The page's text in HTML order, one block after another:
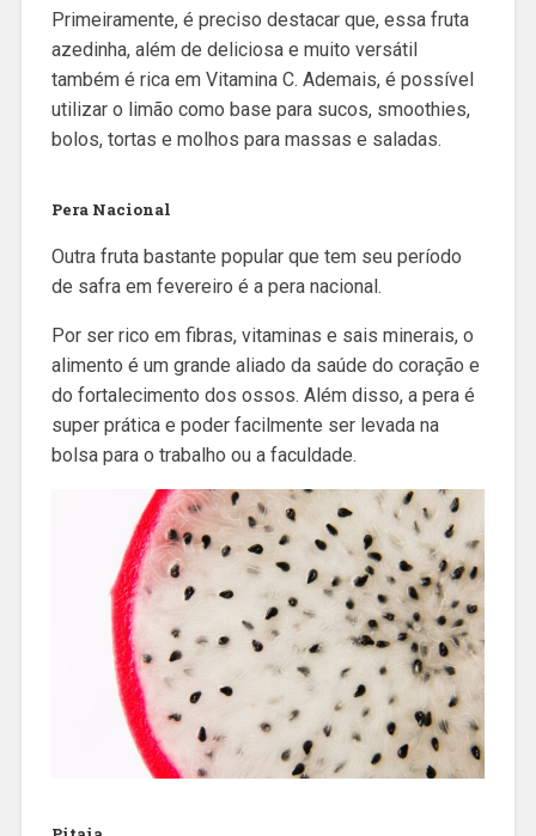
Primeiramente, é preciso destacar que, essa fruta
azedinha, além de deliciosa e muito versátil
também é rica em Vitamina C. Ademais, é possível
utilizar o limão como base para sucos, smoothies,
bolos, tortas e molhos para massas e saladas.
Pera Nacional
Outra fruta bastante popular que tem seu período
de safra em fevereiro é a pera nacional.
Por ser rico em fibras, vitaminas e sais minerais, o
alimento é um grande aliado da saúde do coração e
do fortalecimento dos ossos. Além disso, a pera é
super prática e poder facilmente ser levada na
bolsa para o trabalho ou a faculdade.